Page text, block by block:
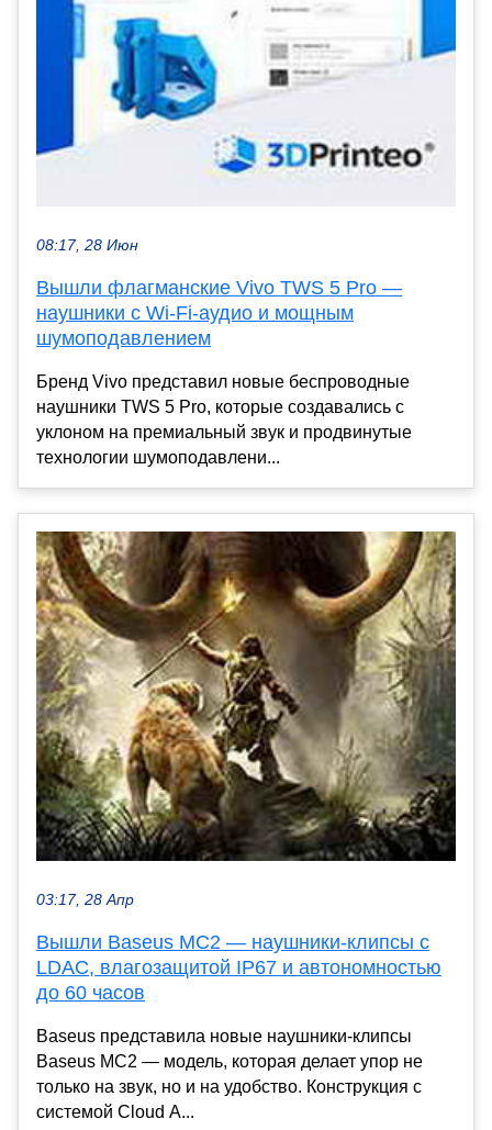
08:17, 28 Июн
Вышли флагманские Vivo TWS 5 Pro —
наушники с Wi-Fi-аудио и мощным
шумоподавлением
Бренд Vivo представил новые беспроводные
наушники TWS 5 Pro, которые создавались с
уклоном на премиальный звук и продвинутые
технологии шумоподавлени...
03:17, 28 Апр
Вышли Baseus MC2 — наушники-клипсы с
LDAC, влагозащитой IP67 и автономностью
до 60 часов
Baseus представила новые наушники-клипсы
Baseus MC2 — модель, которая делает упор не
только на звук, но и на удобство. Конструкция с
системой Cloud A...